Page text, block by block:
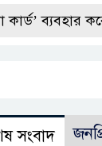
ব্যবহার করে
সংবাদ